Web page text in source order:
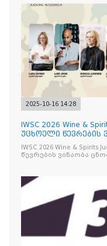
2025-10-16 14:28
IWSC 2026 Wine &
უცხოელი წევრების
IWSC 2026 Wine &
წევრების ვინაობა